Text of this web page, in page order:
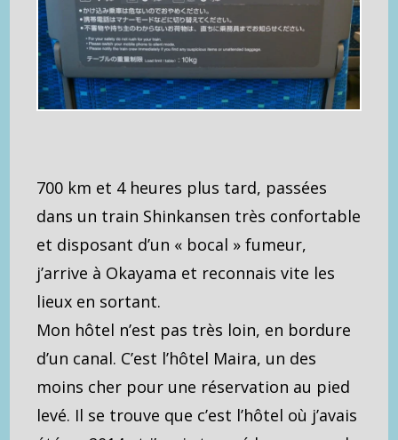
700 km et 4 heures plus tard, passées
dans un train Shinkansen très confortable
et disposant d’un « bocal » fumeur,
j’arrive à Okayama et reconnais vite les
lieux en sortant.
Mon hôtel n’est pas très loin, en bordure
d’un canal. C’est l’hôtel Maira, un des
moins cher pour une réservation au pied
levé. Il se trouve que c’est l’hôtel où j’avais